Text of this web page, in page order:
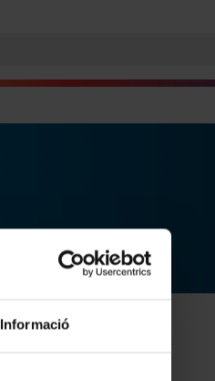
Informació